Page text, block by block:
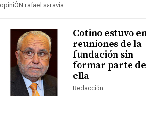
opiniÓN rafael saravia
Cotino estuvo
reuniones de la
fundación sin
formar parte de
ella
Redacción